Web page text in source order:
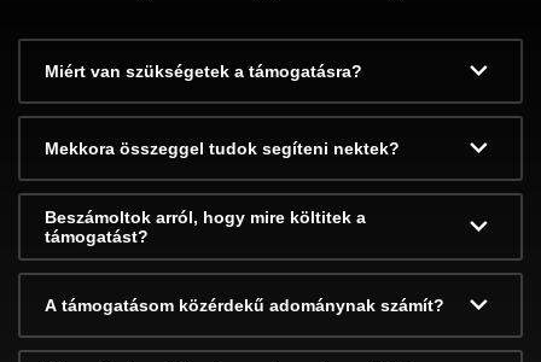
Miért van szükségetek a támogatásra?
Mekkora összeggel tudok segíteni nektek?
Beszámoltok arról, hogy mire költitek a
támogatást?
A támogatásom közérdekű adománynak számít?